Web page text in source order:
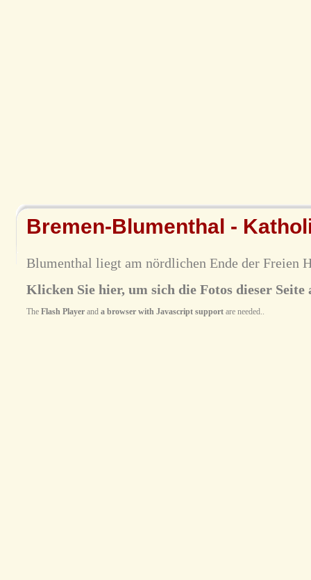
Bremen-Blumenthal -
Blumenthal liegt am nördlichen Ende der Freien
Klicken Sie hier, um sich die Fotos dieser Seite
The Flash Playerand a browser with Javascript supportare needed..